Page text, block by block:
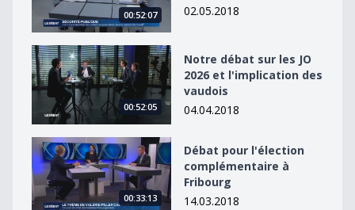
00:52:07
02.05.2018
Notre débat sur les JO 2026 et l&#039;implication des
00:52:05
Notre débat sur les JO
2026 et l'implication des
vaudois
04.04.2018
Débat pour l&#039;élection complémentaire à
00:33:13
Débat pour l'élection
complémentaire à
Fribourg
14.03.2018